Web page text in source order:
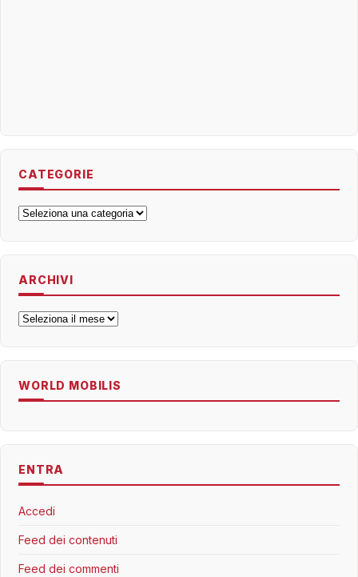
CATEGORIE
Categorie
ARCHIVI
Archivi
WORLD MOBILIS
ENTRA
Accedi
Feed dei contenuti
Feed dei commenti